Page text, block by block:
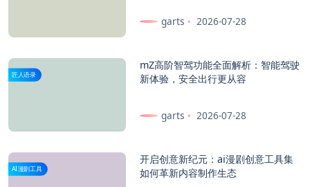
garts 2026-07-28
匠人语录
mZ高阶智驾功能全面解析：智能驾驶
新体验，安全出行更从容
garts 2026-07-28
AI漫剧工具
开启创意新纪元： ai漫剧创意工具集
如何革新内容制作生态